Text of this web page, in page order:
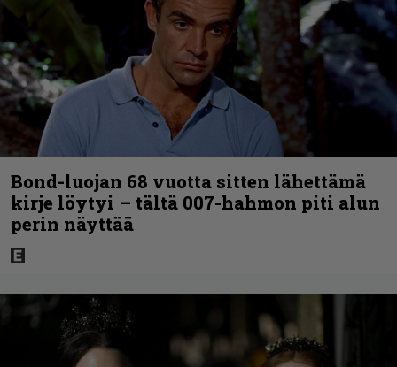
Bond-luojan 68 vuotta sitten lähettämä
kirje löytyi – tältä 007-hahmon piti alun
perin näyttää